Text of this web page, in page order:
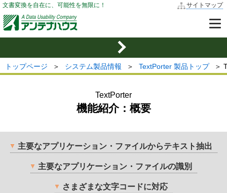
文書変換を自在に、可能性を無限に！ サイトマップ
トップページ ＞ システム製品情報 ＞ TextPorter 製品トップ ＞
TextPorter
機能紹介：概要
主要なアプリケーション・ファイルからテキスト抽出
主要なアプリケーション・ファイルの識別
さまざまな文字コードに対応